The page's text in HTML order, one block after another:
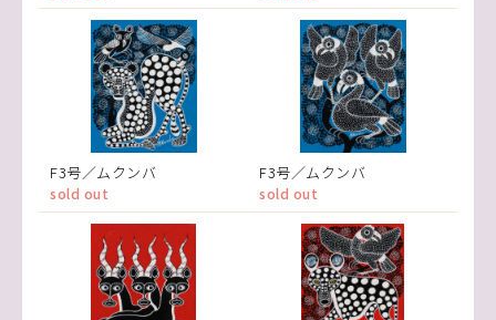
F3号／ムクンバ
sold out
F3号／ムクンバ
sold out